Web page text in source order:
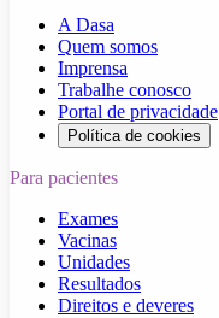
A Dasa
Quem somos
Imprensa
Trabalhe conosco
Portal de privacidade
Política de cookies
Para pacientes
Exames
Vacinas
Unidades
Resultados
Direitos e deveres